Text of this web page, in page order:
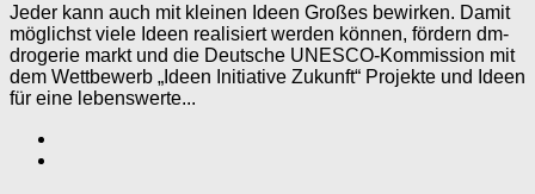
Jeder kann auch mit kleinen Ideen Großes bewirken. Damit
möglichst viele Ideen realisiert werden können, fördern dm-
drogerie markt und die Deutsche UNESCO-Kommission mit
dem Wettbewerb „Ideen Initiative Zukunft“ Projekte und Ideen
für eine lebenswerte...